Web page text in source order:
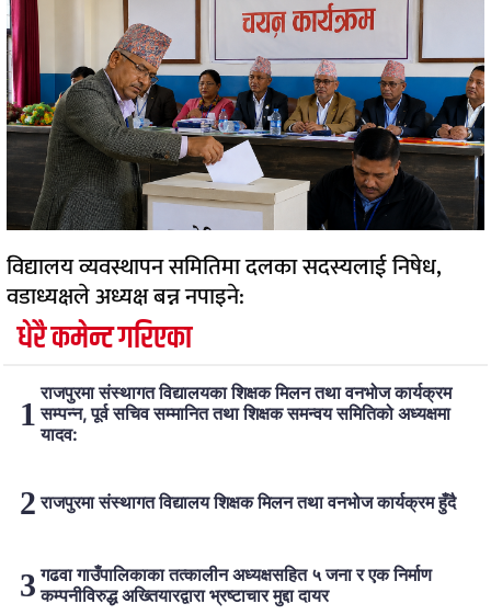
विद्यालय व्यवस्थापन समितिमा दलका सदस्यलाई निषेध,
वडाध्यक्षले अध्यक्ष बन्न नपाइने:
धेरै कमेन्ट गरिएका
राजपुरमा संस्थागत विद्यालयका शिक्षक मिलन तथा वनभोज कार्यक्रम
सम्पन्न, पूर्व सचिव सम्मानित तथा शिक्षक समन्वय समितिको अध्यक्षमा
यादव:
राजपुरमा संस्थागत विद्यालय शिक्षक मिलन तथा वनभोज कार्यक्रम हुँदै
गढवा गाउँपालिकाका तत्कालीन अध्यक्षसहित ५ जना र एक निर्माण
कम्पनीविरुद्ध अख्तियारद्वारा भ्रष्टाचार मुद्दा दायर